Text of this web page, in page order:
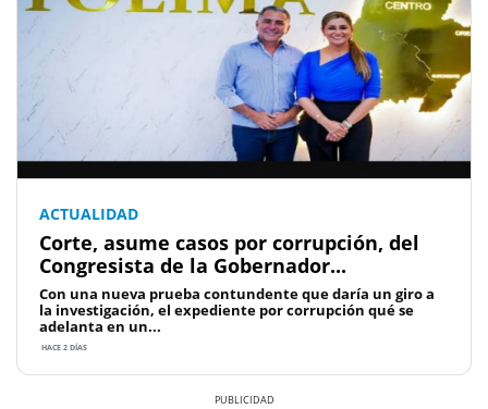
ACTUALIDAD
Corte, asume casos por corrupción, del
Congresista de la Gobernador...
Con una nueva prueba contundente que daría un giro a
la investigación, el expediente por corrupción qué se
adelanta en un...
HACE 2 DÍAS